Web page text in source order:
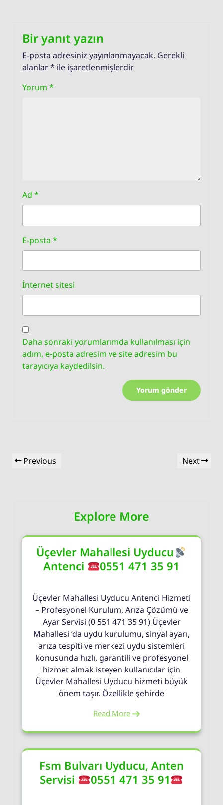
Bir yanıt yazın
E-posta adresiniz yayınlanmayacak. Gerekli
alanlar* ile işaretlenmişlerdir
Yorum *
Ad *
E-posta *
İnternet sitesi
Daha sonraki yorumlarımda kullanılması için
adım, e-posta adresim ve site adresim bu
tarayıcıya kaydedilsin.
Yazı
gezinmesi
Previous
Previous
Next
Next
Explore More
Üçevler Mahallesi Uyducu
Antenci
0551 471 35 91
Üçevler Mahallesi Uyducu Antenci Hizmeti
– Profesyonel Kurulum, Arıza Çözümü ve
Ayar Servisi (0 551 471 35 91) Üçevler
Mahallesi ’da uydu kurulumu, sinyal ayarı,
arıza tespiti ve merkezi uydu sistemleri
konusunda hızlı, garantili ve profesyonel
hizmet almak isteyen kullanıcılar için
Üçevler Mahallesi Uyducu hizmeti büyük
önem taşır. Özellikle şehirde
Read More
Fsm Bulvarı Uyducu, Anten
Servisi
0551 471 35 91